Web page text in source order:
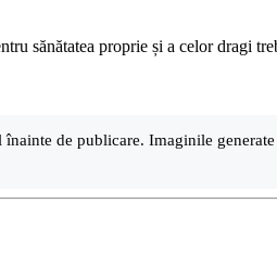
sănătatea proprie și a celor dragi
de publicare. Imaginile